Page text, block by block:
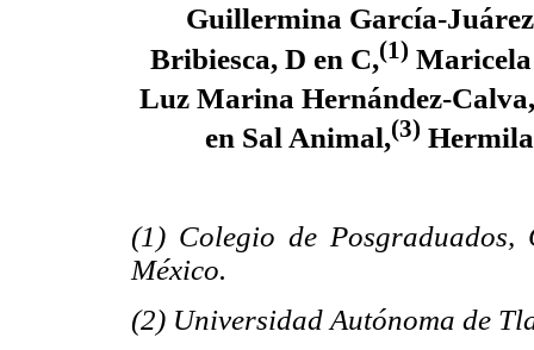
Guillermina García-
Bribiesca, D en C,(1) Maricela
Luz Marina Hernández-
en Sal Animal,(3) Hermila
(1) Colegio de Posgraduados,
México.
(2) Universidad Autónoma de